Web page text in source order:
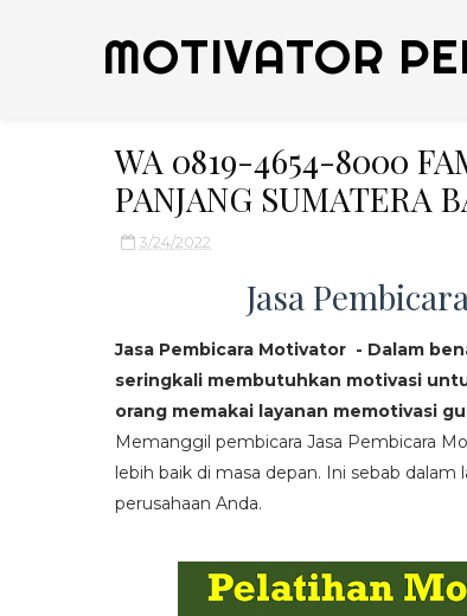
MOTIVATOR
WA 0819-4654-8000
PANJANG SUMATERA
3/24/2022
Jasa
Jasa Pembicara Motivator - Dalam
seringkali membutuhkan motivasi
orang memakai layanan memotivasi
Memanggil pembicara Jasa Pembicara
lebih baik di masa depan. Ini sebab
perusahaan Anda.